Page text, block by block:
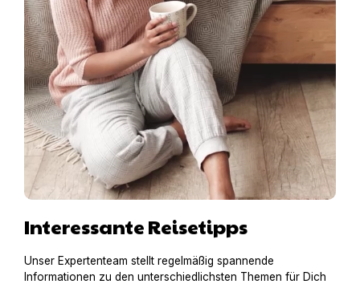
Interessante Reisetipps
Unser Expertenteam stellt regelmäßig spannende
Informationen zu den unterschiedlichsten Themen für Dich